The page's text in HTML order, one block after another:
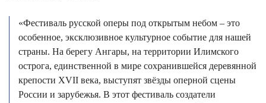
«Фестиваль русской оперы под открытым небом – это
особенное, эксклюзивное культурное событие для нашей
страны. На берегу Ангары, на территории Илимского
острога, единственной в мире сохранившейся деревянной
крепости XVII века, выступят звёзды оперной сцены
России и зарубежья. В этот фестиваль создатели